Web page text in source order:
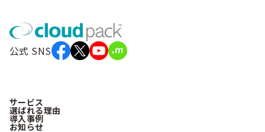
公式 SNS
サービス
選ばれる理由
導入事例
お知らせ